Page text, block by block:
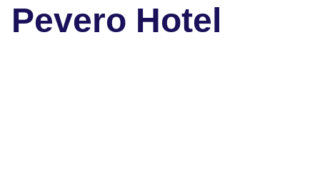
Pevero Hotel